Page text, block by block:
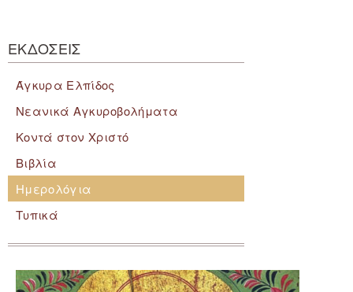
ΕΚΔΟΣΕΙΣ
Άγκυρα Ελπίδος
Νεανικά Αγκυροβολήματα
Κοντά στον Χριστό
Βιβλία
Ημερολόγια
Τυπικά